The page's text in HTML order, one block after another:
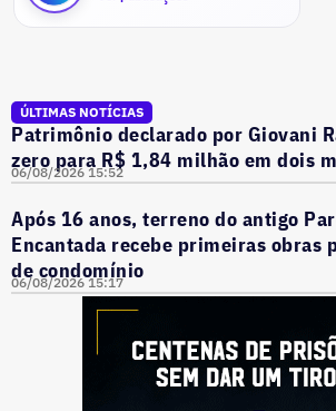
ÚLTIMAS NOTÍCIAS
Patrimônio declarado por Giovani
zero para R$ 1,84 milhão em dois
06/08/2026 15:52
Após 16 anos, terreno do antigo
Encantada recebe primeiras obras
de condomínio
06/08/2026 15:17